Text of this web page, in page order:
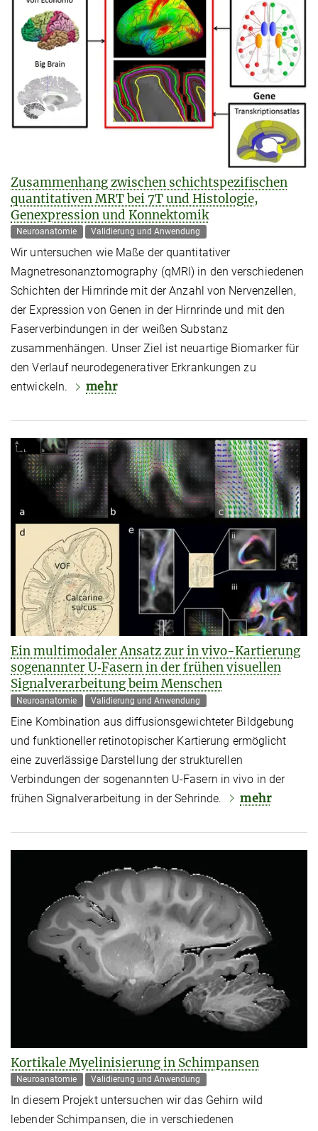
Zusammenhang zwischen schichtspezifischen
quantitativen MRT bei 7T und Histologie,
Genexpression und Konnektomik
Neuroanatomie Validierung und Anwendung
Wir untersuchen wie Maße der quantitativer
Magnetresonanztomography (qMRI) in den verschiedenen
Schichten der Hirnrinde mit der Anzahl von Nervenzellen,
der Expression von Genen in der Hirnrinde und mit den
Faserverbindungen in der weißen Substanz
zusammenhängen. Unser Ziel ist neuartige Biomarker für
den Verlauf neurodegenerativer Erkrankungen zu
entwickeln.
mehr
Ein multimodaler Ansatz zur in vivo-Kartierung
sogenannter U‑Fasern in der frühen visuellen
Signalverarbeitung beim Menschen
Neuroanatomie Validierung und Anwendung
Eine Kombination aus diffusionsgewichteter Bildgebung
und funktioneller retino­topischer Kartierung ermöglicht
eine zuverlässige Darstellung der strukturellen
Verbindungen der sogenannten U‑Fasern in vivo in der
frühen Signalverarbeitung in der Sehrinde.
mehr
Kortikale Myelinisierung in Schimpansen
Neuroanatomie Validierung und Anwendung
In diesem Projekt untersuchen wir das Gehirn wild
lebender Schimpansen, die in verschiedenen